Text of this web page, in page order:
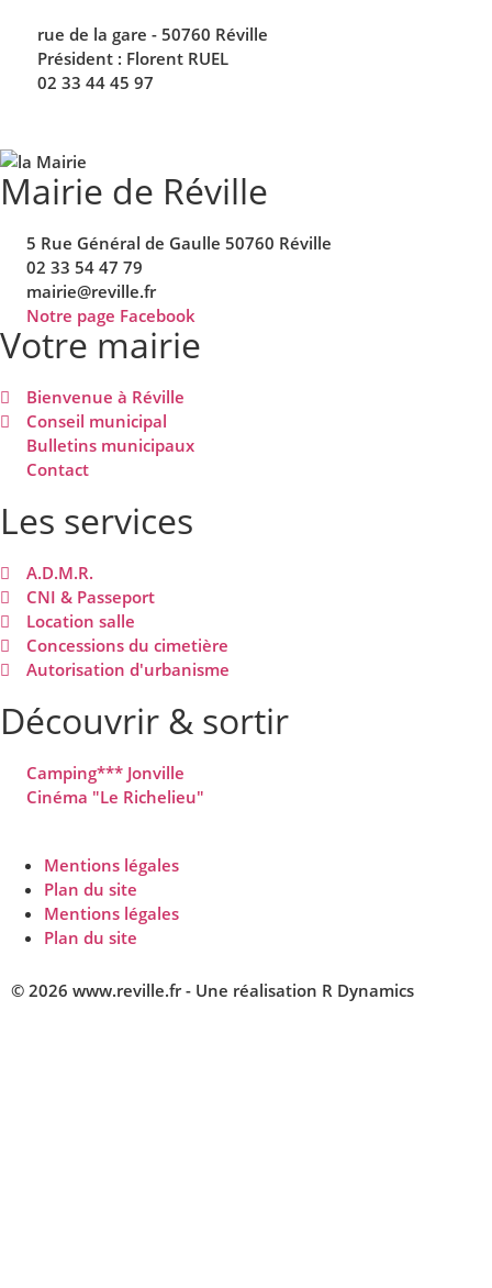
rue de la gare - 50760 Réville
Président : Florent RUEL
02 33 44 45 97
Mairie de Réville
5 Rue Général de Gaulle 50760 Réville
02 33 54 47 79
mairie@reville.fr
Notre page Facebook
Votre mairie
Bienvenue à Réville
Conseil municipal
Bulletins municipaux
Contact
Les services
A.D.M.R.
CNI & Passeport
Location salle
Concessions du cimetière
Autorisation d'urbanisme
Découvrir & sortir
Camping*** Jonville
Cinéma "Le Richelieu"
Mentions légales
Plan du site
Mentions légales
Plan du site
© 2026 www.reville.fr - Une réalisation R Dynamics